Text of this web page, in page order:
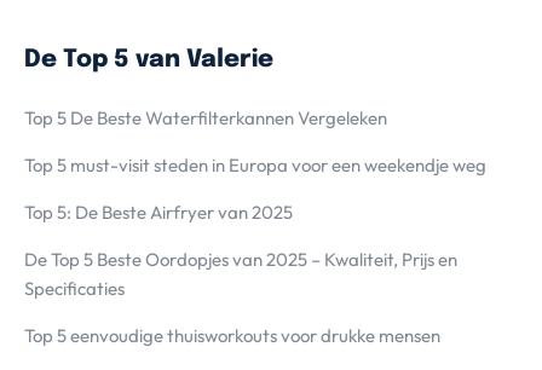
De Top 5 van Valerie
Top 5 De Beste Waterfilterkannen Vergeleken
Top 5 must-visit steden in Europa voor een weekendje weg
Top 5: De Beste Airfryer van 2025
De Top 5 Beste Oordopjes van 2025 – Kwaliteit, Prijs en
Specificaties
Top 5 eenvoudige thuisworkouts voor drukke mensen